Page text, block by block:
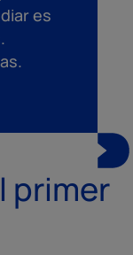
es
primer